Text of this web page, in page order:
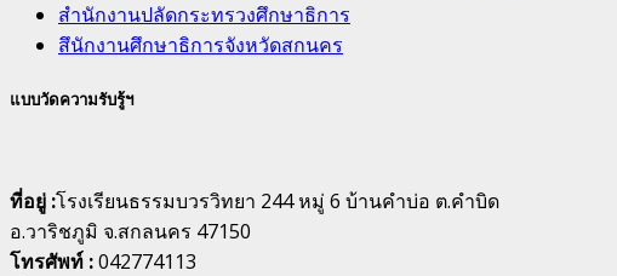
สำนักงานปลัดกระทรวงศึกษาธิการ
สึนักงานศึกษาธิการจังหวัดสกนคร
แบบวัดความรับรู้ฯ
ที่อยู่ :โรงเรียนธรรมบวรวิทยา 244 หมู่ 6 บ้านคำบ่อ ต.คำบิด
อ.วาริชภูมิ จ.สกลนคร 47150
โทรศัพท์ :042774113